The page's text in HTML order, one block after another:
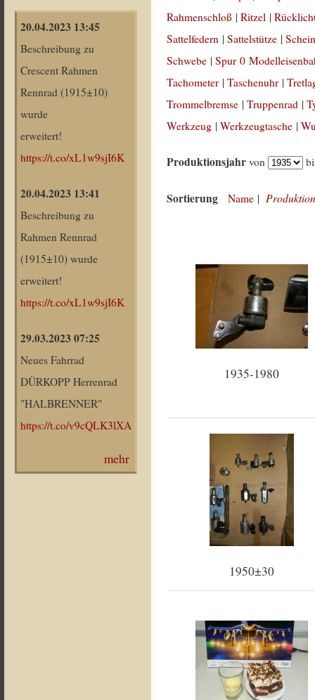
20.04.2023 13:45
Beschreibung zu
Crescent Rahmen
Rennrad (1915±10)
wurde
erweitert!
https://t.co/xL1w9sjI6K
20.04.2023 13:41
Beschreibung zu
Rahmen Rennrad
(1915±10) wurde
erweitert!
https://t.co/xL1w9sjI6K
29.03.2023 07:25
Neues Fahrrad
DÜRKOPP Herrenrad
"HALBRENNER"
https://t.co/v9cQLK3lXA
mehr
Rahmenschloß |Ritzel |
Sattelfedern |Sattelstütze |
Schwebe |Spur 0
Tachometer |Taschenuhr |
Trommelbremse |Truppenrad |
Werkzeug |Werkzeugtasche |
Produktionsjahr von
Sortierung Name |
1935-1980
1950±30